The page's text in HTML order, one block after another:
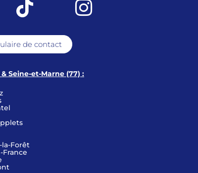
de contact
& Seine-et-Marne (77) :
la-Forêt
France